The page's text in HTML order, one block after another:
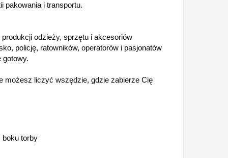
pakowania i transportu.
odzieży, sprzętu i akcesoriów
policję, ratowników, operatorów i pasjonatów
gotowy.
możesz liczyć wszędzie, gdzie zabierze Cię
boku torby